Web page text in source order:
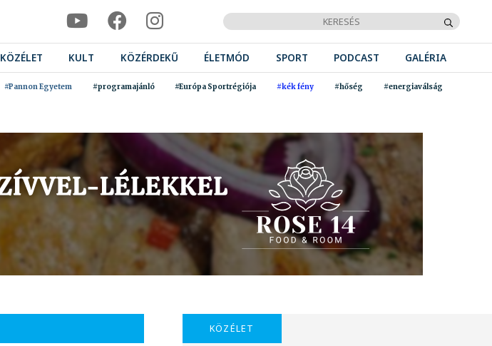
KÖZÉLET KULT KÖZÉRDEKŰ ÉLETMÓD SPORT PODCAST GALÉRIA
#Pannon Egyetem #programajánló #Európa Sportrégiója #kék fény #hőség #energiaválság
KÖZÉLET